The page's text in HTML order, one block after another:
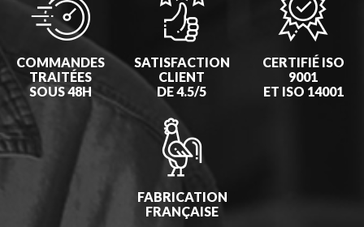
COMMANDES
TRAITÉES
SOUS 48H
SATISFACTION
CLIENT
DE 4.5/5
CERTIFIÉ ISO
9001
ET ISO 14001
FABRICATION
FRANÇAISE